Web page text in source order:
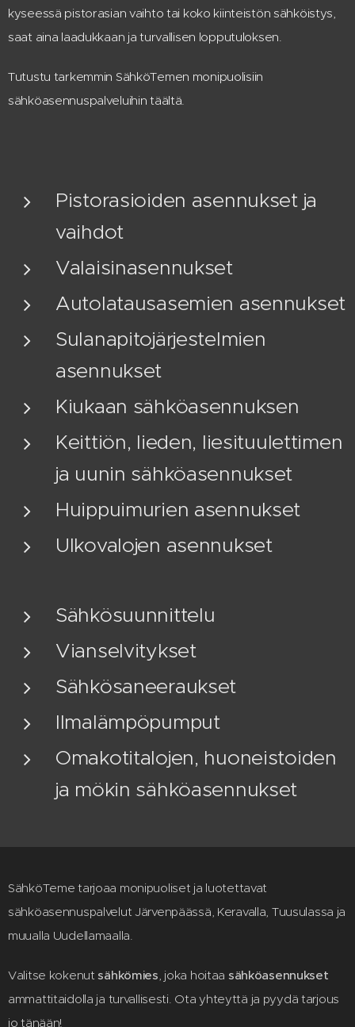
kyseessä pistorasian vaihto tai koko kiinteistön sähköistys,
saat aina laadukkaan ja turvallisen lopputuloksen.
Tutustu tarkemmin SähköTemen monipuolisiin
sähköasennuspalveluihin täältä.
Pistorasioiden asennukset ja
vaihdot
Valaisinasennukset
Autolatausasemien asennukset
Sulanapitojärjestelmien
asennukset
Kiukaan sähköasennuksen
Keittiön, lieden, liesituulettimen
ja uunin sähköasennukset
Huippuimurien asennukset
Ulkovalojen asennukset
Sähkösuunnittelu
Vianselvitykset
Sähkösaneeraukset
Ilmalämpöpumput
Omakotitalojen, huoneistoiden
ja mökin sähköasennukset
SähköTeme tarjoaa monipuoliset ja luotettavat
sähköasennuspalvelut Järvenpäässä, Keravalla, Tuusulassa ja
muualla Uudellamaalla.
Valitse kokenut sähkömies, joka hoitaa sähköasennukset
ammattitaidolla ja turvallisesti. Ota yhteyttä ja pyydä tarjous
jo tänään!